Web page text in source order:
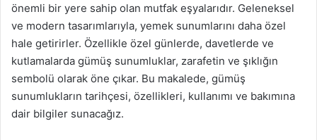
önemli bir yere sahip olan mutfak eşyalarıdır. Geleneksel
ve modern tasarımlarıyla, yemek sunumlarını daha özel
hale getirirler. Özellikle özel günlerde, davetlerde ve
kutlamalarda gümüş sunumluklar, zarafetin ve şıklığın
sembolü olarak öne çıkar. Bu makalede, gümüş
sunumlukların tarihçesi, özellikleri, kullanımı ve bakımına
dair bilgiler sunacağız.